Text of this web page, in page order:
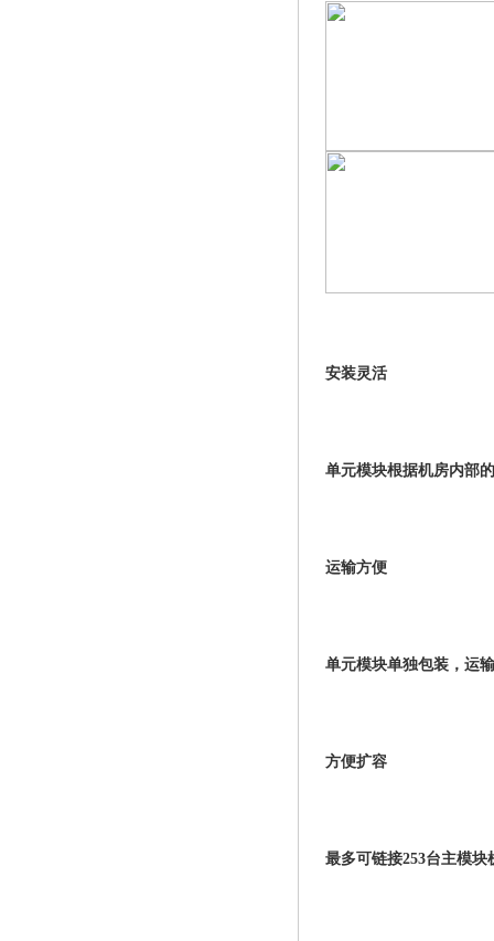
安装灵活
单元模块根据机房内部
运输方便
单元模块单独包装，运
方便扩容
最多可链接253台主模